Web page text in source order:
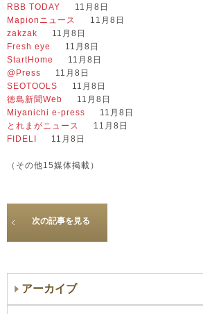
RBB TODAY
11月8日
Mapionニュース
11月8日
zakzak
11月8日
Fresh eye
11月8日
StartHome
11月8日
@Press
11月8日
SEOTOOLS
11月8日
徳島新聞Web
11月8日
Miyanichi e-press
11月8日
とれまがニュース
11月8日
FIDELI
11月8日
（その他15媒体掲載）
次の記事を見る
アーカイブ